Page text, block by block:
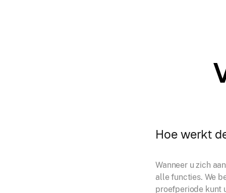
Hoe werkt
Wanneer u zich
alle functies. We
proefperiode kunt